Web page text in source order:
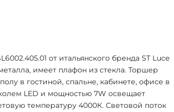
от итальянского бренда ST Luce
имеет плафон из стекла. Торшер
в гостиной, спальне, кабинете, офисе в
LED и мощностью 7W освещает
температуру 4000К. Световой поток